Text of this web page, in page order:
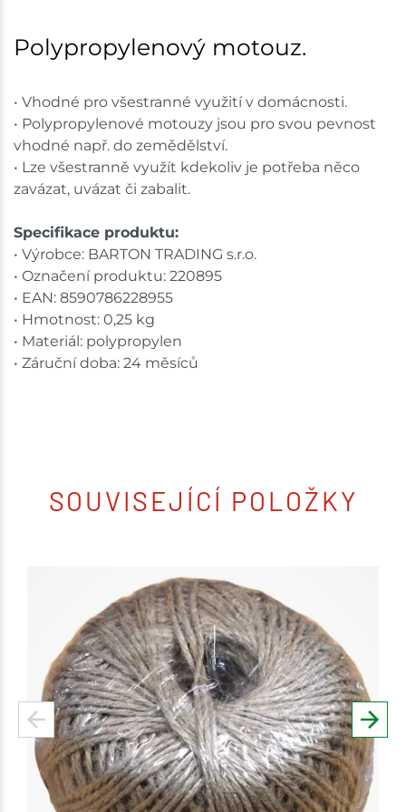
Bystřice
Mohelnice
Skladem na prodejně - doručení do 7 dnů
Nové Město
Skladem na prodejně - doručení do 7 dnů
Velká Bíteš
Skladem na prodejně - doručení do 7 dnů
Skladové množství na prodejnách je pouze orientační.
Polypropylenový motouz.
• Vhodné pro všestranné využití v domácnosti.
• Polypropylenové motouzy jsou pro svou pevnost
vhodné např. do zemědělství.
• Lze všestranně využít kdekoliv je potřeba něco
zavázat, uvázat či zabalit.
Specifikace produktu:
• Výrobce: BARTON TRADING s.r.o.
• Označení produktu: 220895
• EAN: 8590786228955
• Hmotnost: 0,25 kg
• Materiál: polypropylen
• Záruční doba: 24 měsíců
SOUVISEJÍCÍ POLOŽKY